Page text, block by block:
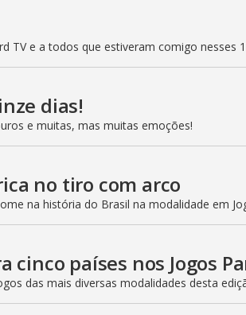
TV e a todos que estiveram comigo nesses
dias!
e muitas, mas muitas emoções!
no tiro com arco
na história do Brasil na modalidade em
cinco países nos Jogos
das mais diversas modalidades desta